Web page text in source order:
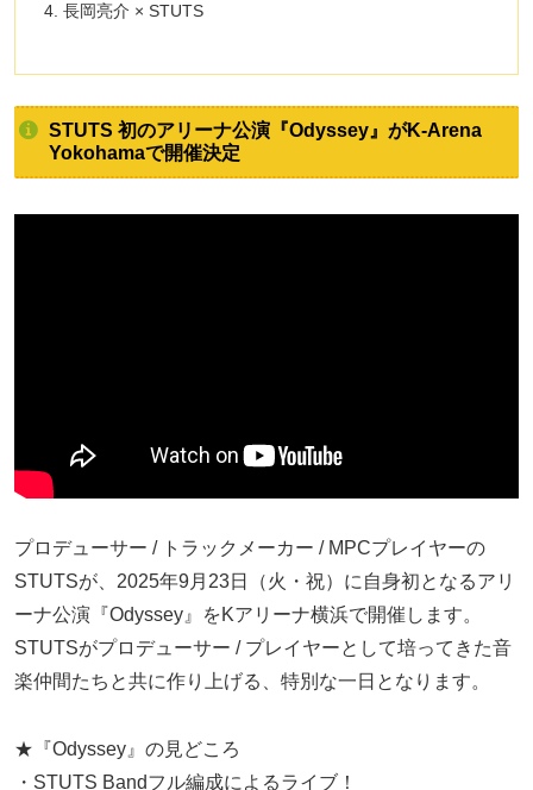
長岡亮介 × STUTS
STUTS 初のアリーナ公演『Odyssey』がK-Arena
Yokohamaで開催決定
プロデューサー / トラックメーカー / MPCプレイヤーの
STUTSが、2025年9月23日（火・祝）に自身初となるアリ
ーナ公演『Odyssey』をKアリーナ横浜で開催します。
STUTSがプロデューサー / プレイヤーとして培ってきた音
楽仲間たちと共に作り上げる、特別な一日となります。
★『Odyssey』の見どころ
・STUTS Bandフル編成によるライブ！